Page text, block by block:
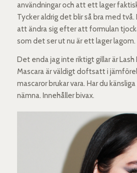
användningar och att ett lager
Tycker aldrig det blir så bra med
att ändra sig efter att formulan
som det ser ut nu är ett lager lagom.
Det enda jag inte riktigt gillar är
Mascara är väldigt doftsatt i
mascaror brukar vara. Har du
nämna. Innehåller bivax.